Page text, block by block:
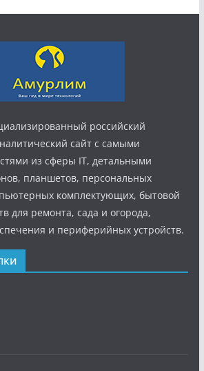
российский
сайт с самыми
из сферы IT, детальными
планшетов, персональных
комплектующих, бытовой
для ремонта, сада и огорода,
и периферийных устройств.